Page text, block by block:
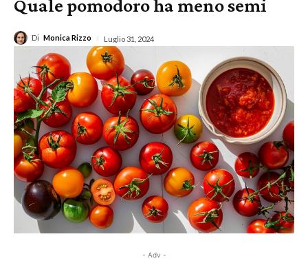
Quale pomodoro ha meno semi
Di Monica Rizzo Luglio 31, 2024
- Adv -